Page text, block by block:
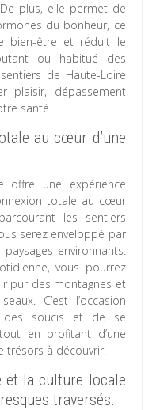
plus, elle permet de
du bonheur, ce
bien-être et réduit le
ou habitué des
de Haute-Loire
plaisir, dépassement
santé.
au cœur d’une
offre une expérience
totale au cœur
les sentiers
serez enveloppé par
environnants.
vous pourrez
pur des montagnes et
C’est l’occasion
des soucis et de se
en profitant d’une
trésors à découvrir.
et la culture locale
traversés.